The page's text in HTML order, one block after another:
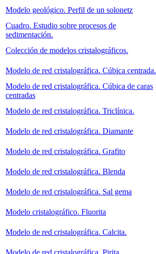
Modelo geológico. Perfil de un solonetz
Cuadro. Estudio sobre procesos de
sedimentación.
Colección de modelos cristalográficos.
Modelo de red cristalográfica. Cúbica centrada.
Modelo de red cristalográfica. Cúbica de caras
centradas
Modelo de red cristalográfica. Triclínica.
Modelo de red cristalográfica. Diamante
Modelo de red cristalográfica. Grafito
Modelo de red cristalográfica. Blenda
Modelo de red cristalográfica. Sal gema
Modelo cristalográfico. Fluorita
Modelo de red cristalográfica. Calcita.
Modelo de red cristalográfica. Pirita